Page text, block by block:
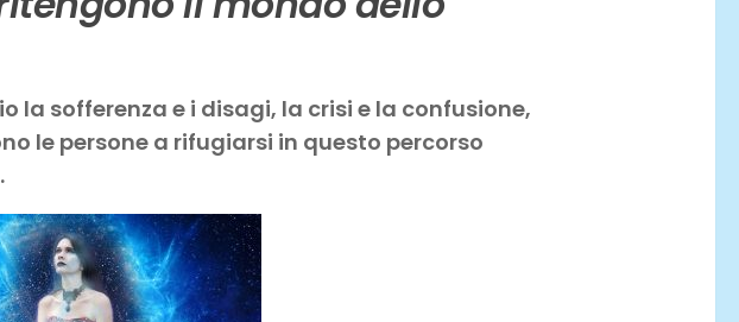
la sofferenza e i disagi, la crisi e la confusione,
le persone a rifugiarsi in questo percorso